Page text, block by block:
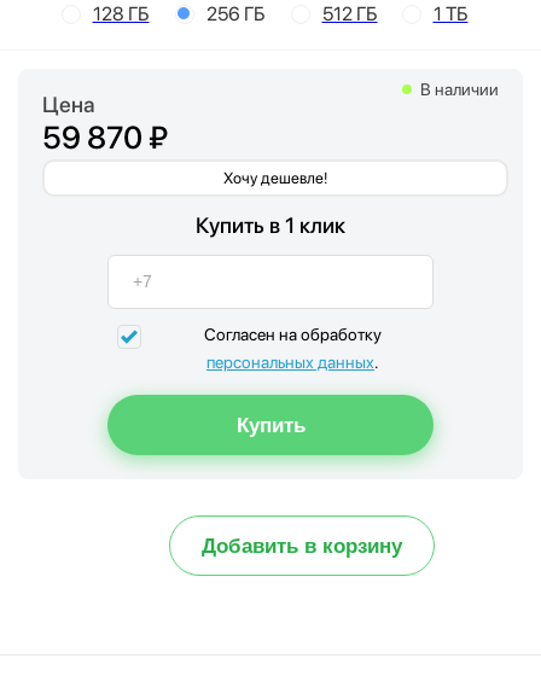
128 ГБ 256 ГБ 512 ГБ 1 ТБ
Цена
59 870 ₽
Хочу дешевле!
В наличии
Купить в 1 клик
Согласен на обработку
персональных данных.
Добавить в корзину